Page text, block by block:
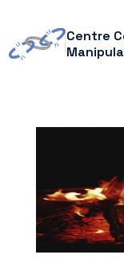
Centre